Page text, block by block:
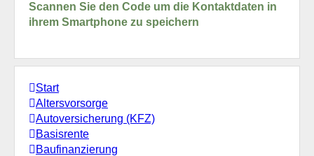
Scannen Sie den Code um die Kontaktdaten in
ihrem Smartphone zu speichern
Start
Altersvorsorge
Autoversicherung (KFZ)
Basisrente
Baufinanzierung